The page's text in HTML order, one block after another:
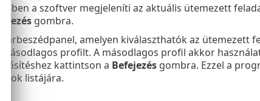
a szoftver megjeleníti az aktuális ütemezett
gombra.
párbeszédpanel, amelyen kiválaszthatók az
másodlagos profilt. A másodlagos profil akkor
kattintson a Befejezésgombra. Ezzel a
listájára.